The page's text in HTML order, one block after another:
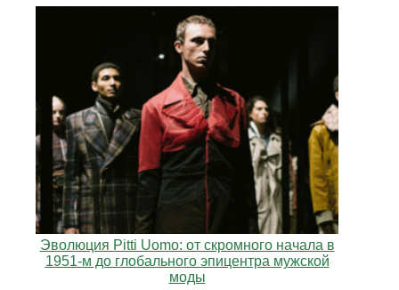
Эволюция Pitti Uomo: от скромного начала в
1951‑м до глобального эпицентра мужской
моды